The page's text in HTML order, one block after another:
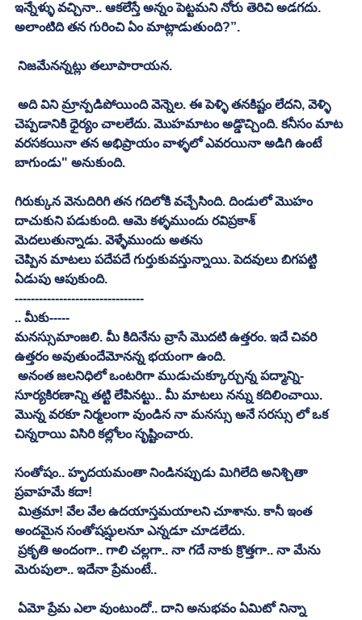
ఇన్నేళ్ళు వచ్చినా.. ఆకలేస్తే అన్నం పెట్టమని నోరు తెరిచి అడగదు.
అలాంటిది తన గురించి ఏం మాట్లాడుతుంది?”.
నిజమేనన్నట్లు తలూపారాయన.
చెప్పడానికి ధైర్యం చాలలేదు. మొహమాటం అడ్డొచ్చింది. కనీసం మాట
వరసకయినా తన అభిప్రాయం వాళ్ళలో ఎవరయినా అడిగి ఉంటే
బాగుండు" అనుకుంది.
గిరుక్కున వెనుదిరిగి తన గదిలోకి వచ్చేసింది. దిండులో మొహం
దాచుకుని పడుకుంది. ఆమె కళ్ళముందు రవిప్రకాశ్‌
మెదలుతున్నాడు. వెళ్ళేముందు అతను
చెప్పిన మాటలు పదేపదే గుర్తుకువస్తున్నాయి. పెదవులు బిగపట్టి
ఏడుపు ఆపుకుంది.
--------------------------------
.. మీకు-----
మనస్సుమాంజలి. మీ కిదినేను వ్రాసే మొదటి ఉత్తరం. ఇదే చివరి
ఉత్తరం అవుతుందేమోనన్న భయంగా ఉంది.
సూర్యకిరణాన్ని తట్టి లేపినట్టు.. మీ మాటలు నన్ను కదిలించాయి.
మొన్న వరకూ నిర్మలంగా వుండిన నా మనస్సు అనే సరస్సు లో ఒక
చిన్నరాయి విసిరి కల్లోలం సృష్టించారు.
సంతోషం.. హృదయమంతా నిండినప్పుడు మిగిలేది అనిశ్చితా
ప్రవాహమే కదా!
అందమైన సంతోషష్షులనూ ఎన్నడూ చూడలేదు.
మెరుపులా.. ఇదేనా ప్రేమంటే..